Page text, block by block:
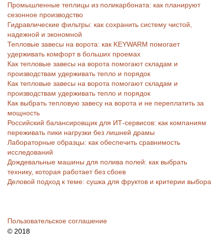
Промышленные теплицы из поликарбоната: как планируют
сезонное производство
Гидравлические фильтры: как сохранить систему чистой,
надежной и экономной
Тепловые завесы на ворота: как KEYWARM помогает
удерживать комфорт в больших проемах
Как тепловые завесы на ворота помогают складам и
производствам удерживать тепло и порядок
Как тепловые завесы на ворота помогают складам и
производствам удерживать тепло и порядок
Как выбрать тепловую завесу на ворота и не переплатить за
мощность
Российский балансировщик для ИТ-сервисов: как компаниям
переживать пики нагрузки без лишней драмы
Лабораторные образцы: как обеспечить сравнимость
исследований
Дождевальные машины для полива полей: как выбрать
технику, которая работает без сбоев
Деловой подход к теме: сушка для фруктов и критерии выбора
Пользовательское соглашение
© 2018